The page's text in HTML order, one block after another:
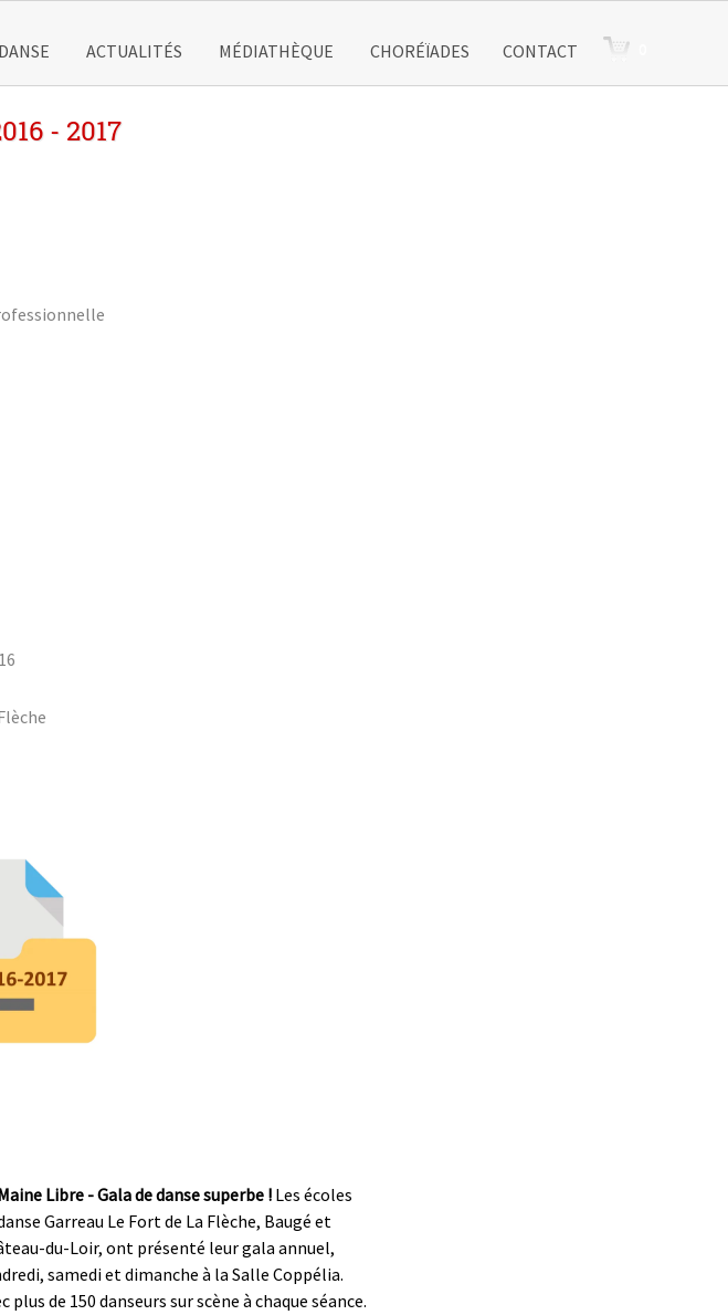
ACTUALITÉS MÉDIATHÈQUE CHORÉÏADES CONTACT
- 2017
Libre - Gala de danse superbe ! Les écoles
Garreau Le Fort de La Flèche, Baugé et
du-Loir, ont présenté leur gala annuel,
samedi et dimanche à la Salle Coppélia.
plus de 150 danseurs sur scène à chaque séance.